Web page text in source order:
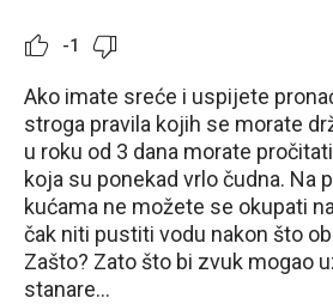
-1
Ako imate sreće i uspijete
stroga pravila kojih se morate
u roku od 3 dana morate
koja su ponekad vrlo čudna. Na
kućama ne možete se okupati
čak niti pustiti vodu nakon što
Zašto? Zato što bi zvuk mogao
stanare...